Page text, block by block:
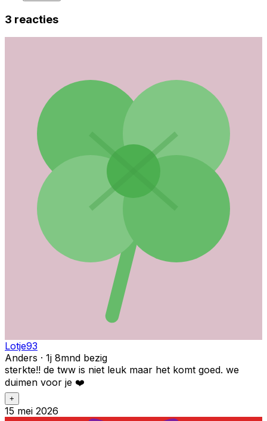
3 reacties
Lotje93
Anders · 1j 8mnd bezig
sterkte!! de tww is niet leuk maar het komt goed. we
duimen voor je ❤️
+
15 mei 2026